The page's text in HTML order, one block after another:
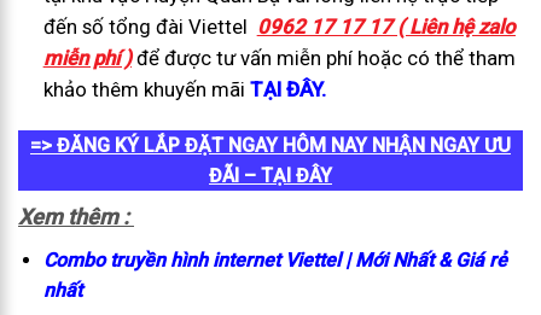
đến số tổng đài Viettel 0962 17 17 17 ( Liên hệ zalo
miễn phí )để được tư vấn miễn phí hoặc có thể tham
khảo thêm khuyến mãi TẠI ĐÂY.
=> ĐĂNG KÝ LẮP ĐẶT NGAY HÔM NAY NHẬN NGAY ƯU
ĐÃI – TẠI ĐÂY
Xem thêm :
Combo truyền hình internet Viettel | Mới Nhất & Giá rẻ
nhất